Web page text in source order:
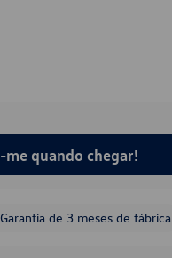
me quando chegar!
Garantia de 3 meses de fábrica